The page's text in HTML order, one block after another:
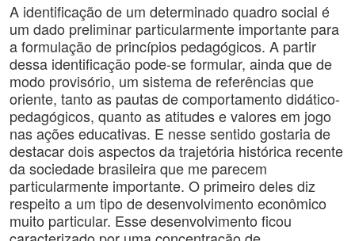
A identificação de um determinado quadro social é
um dado preliminar particularmente importante para
a formulação de princípios pedagógicos. A partir
dessa identificação pode-se formular, ainda que de
modo provisório, um sistema de referências que
oriente, tanto as pautas de comportamento didático-
pedagógicos, quanto as atitudes e valores em jogo
nas ações educativas. E nesse sentido gostaria de
destacar dois aspectos da trajetória histórica recente
da sociedade brasileira que me parecem
particularmente importante. O primeiro deles diz
respeito a um tipo de desenvolvimento econômico
muito particular. Esse desenvolvimento ficou